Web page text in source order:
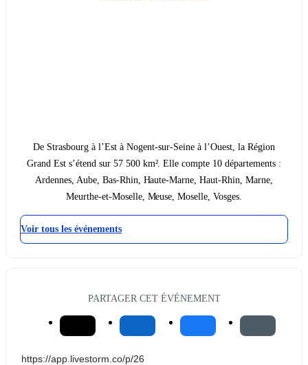
De Strasbourg à l’Est à Nogent-sur-Seine à l’Ouest, la Région
Grand Est s’étend sur 57 500 km². Elle compte 10 départements :
Ardennes, Aube, Bas-Rhin, Haute-Marne, Haut-Rhin, Marne,
Meurthe-et-Moselle, Meuse, Moselle, Vosges.
Voir tous les événements
PARTAGER CET ÉVÉNEMENT